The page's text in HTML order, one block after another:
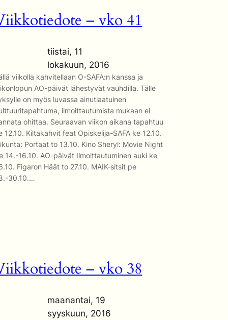
– vko 41
tiistai, 11
lokakuun, 2016
viikolla kahvitellaan O-SAFA:n kanssa ja
AO-päivät lähestyvät vauhdilla. Tälle
on myös luvassa ainutlaatuinen
ilmoittautumista mukaan ei
ohittaa. Seuraavan viikon aikana tapahtuu
12.10. Kiltakahvit feat Opiskelija-SAFA ke 12.10.
Portaat to 13.10. Kino Sheryl: Movie Night
14.-16.10. AO-päivät Ilmoittautuminen auki ke
Figaron Häät to 27.10. MAIK-sitsit pe
30.10.…
– vko 38
maanantai, 19
syyskuun, 2016